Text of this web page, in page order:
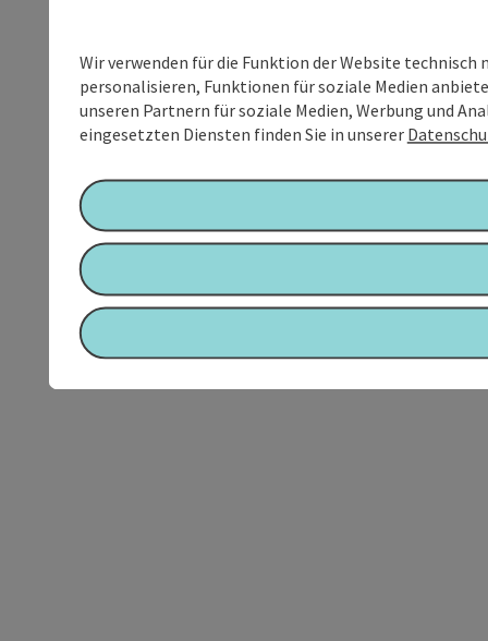
Wir verwenden für die Funktion der Website
personalisieren, Funktionen für soziale Medien
unseren Partnern für soziale Medien, Werbung und
eingesetzten Diensten finden Sie in unserer